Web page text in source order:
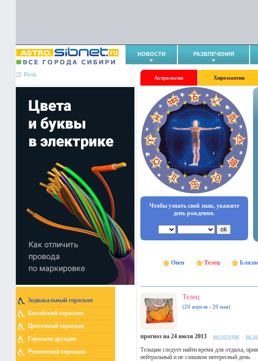
НОВОСТИ РАЗВЛЕЧЕНИЯ
Вход
Астрология Хиромантия
Зодиакальный гороскоп
Китайский гороскоп
Цветочный гороскоп
Гороскоп друидов
Рунический гороскоп
Чтобы узнать свой знак, укажите
день рождения.
Овен Телец
Телец
(20 апреля - 20 мая)
прогноз на 24 июля 2013 на сегодня на
Тельцам следует найти время для отдыха,
нейтральный и не слишком интересный день.